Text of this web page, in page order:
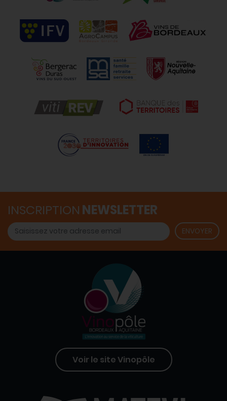
INSCRIPTION NEWSLETTER
Voir le site Vinopôle